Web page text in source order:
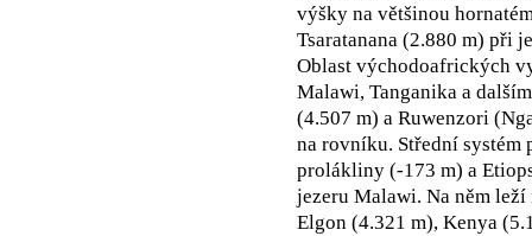
výšky na většinou
Tsaratanana (2.880 m) při
Oblast východoafrických
Malawi, Tanganika a
(4.507 m) a Ruwenzori
na rovníku. Střední
prolákliny (-173 m) a
jezeru Malawi. Na něm
Elgon (4.321 m), Kenya